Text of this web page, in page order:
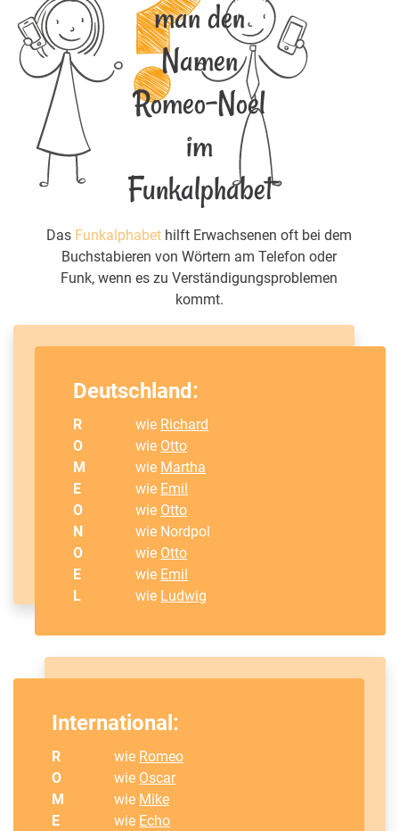
man den
Namen
Romeo-Noel
im
Funkalphabet
Das Funkalphabet hilft Erwachsenen oft bei dem
Buchstabieren von Wörtern am Telefon oder
Funk, wenn es zu Verständigungsproblemen
kommt.
Deutschland:
R wie Richard
O
wie Otto
M
wie Martha
E
wie Emil
O
wie Otto
N
wie Nordpol
O
wie Otto
E
wie Emil
L
wie Ludwig
International:
R wie Romeo
O
wie Oscar
M
wie Mike
E
wie Echo